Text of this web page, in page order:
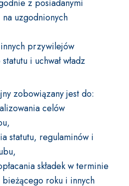
z posiadanymi
uzgodnionych
przywilejów
i uchwał władz
zobowiązany jest do:
celów
statutu, regulaminów i
składek w terminie
roku i innych